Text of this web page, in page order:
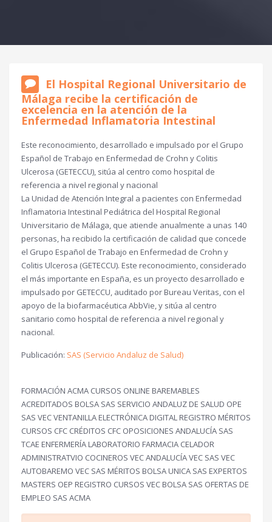
El Hospital Regional Universitario de
Málaga recibe la certificación de
excelencia en la atención de la
Enfermedad Inflamatoria Intestinal
Este reconocimiento, desarrollado e impulsado por el Grupo
Español de Trabajo en Enfermedad de Crohn y Colitis
Ulcerosa (GETECCU), sitúa al centro como hospital de
referencia a nivel regional y nacional
La Unidad de Atención Integral a pacientes con Enfermedad
Inflamatoria Intestinal Pediátrica del Hospital Regional
Universitario de Málaga, que atiende anualmente a unas 140
personas, ha recibido la certificación de calidad que concede
el Grupo Español de Trabajo en Enfermedad de Crohn y
Colitis Ulcerosa (GETECCU). Este reconocimiento, considerado
el más importante en España, es un proyecto desarrollado e
impulsado por GETECCU, auditado por Bureau Veritas, con el
apoyo de la biofarmacéutica AbbVie, y sitúa al centro
sanitario como hospital de referencia a nivel regional y
nacional.
Publicación: SAS (Servicio Andaluz de Salud)
FORMACIÓN ACMA CURSOS ONLINE BAREMABLES
ACREDITADOS BOLSA SAS SERVICIO ANDALUZ DE SALUD OPE
SAS VEC VENTANILLA ELECTRÓNICA DIGITAL REGISTRO MÉRITOS
CURSOS CFC CRÉDITOS CFC OPOSICIONES ANDALUCÍA SAS
TCAE ENFERMERÍA LABORATORIO FARMACIA CELADOR
ADMINISTRATVIO COCINEROS VEC ANDALUCÍA VEC SAS VEC
AUTOBAREMO VEC SAS MÉRITOS BOLSA UNICA SAS EXPERTOS
MASTERS OEP REGISTRO CURSOS VEC BOLSA SAS OFERTAS DE
EMPLEO SAS ACMA